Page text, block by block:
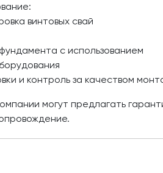
винтовых свай
с использованием
и контроль за качеством
могут предлагать